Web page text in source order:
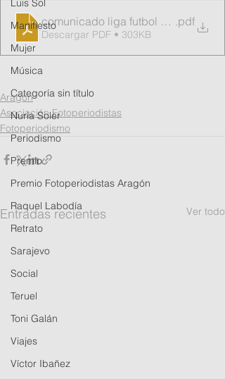
Luis Sol
Manifiesto
Mujer
Música
Categoría sin título
Nuria Soler
Periodismo
Premio
Premio Fotoperiodistas Aragón
Raquel Labodía
Retrato
Sarajevo
Social
Teruel
Toni Galán
Viajes
Víctor Ibañez
comunicado liga futbol emitido apfa
.pdf
Descargar PDF • 303KB
Aragón
Asociación Fotoperiodistas
Fotoperiodismo
Entradas recientes Ver todo